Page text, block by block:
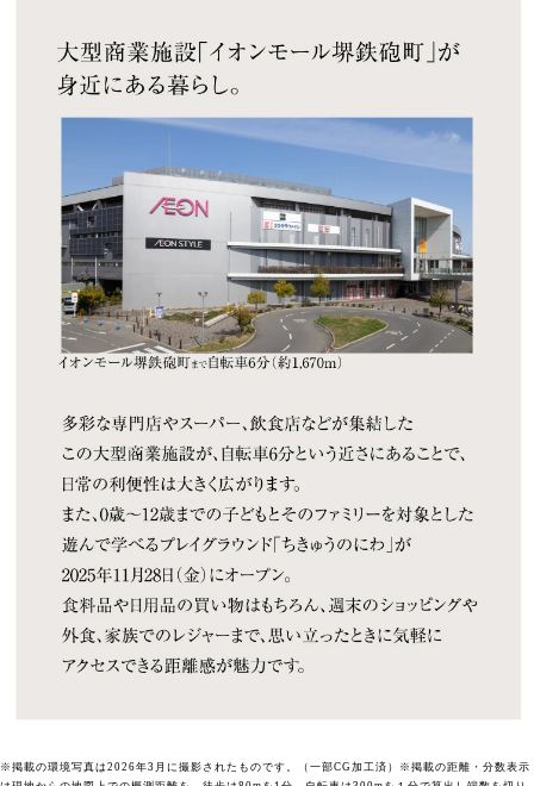
※掲載の環境写真は2026年3月に撮影されたものです。（一部CG加工済）※掲載の距離・分数表示